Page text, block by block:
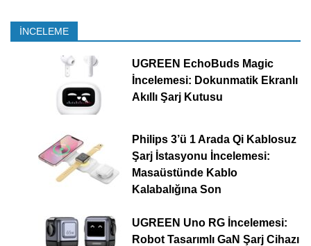
İNCELEME
UGREEN EchoBuds Magic
İncelemesi: Dokunmatik Ekranlı
Akıllı Şarj Kutusu
Philips 3’ü 1 Arada Qi Kablosuz
Şarj İstasyonu İncelemesi:
Masaüstünde Kablo
Kalabalığına Son
UGREEN Uno RG İncelemesi:
Robot Tasarımlı GaN Şarj Cihazı